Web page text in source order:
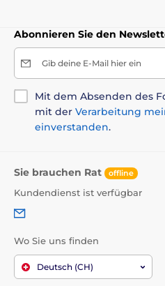
Abonnieren Sie den
Gib deine E-Mail hier ein
Mit dem Absenden des
mit der Verarbeitung
einverstanden.
Sie brauchen Rat offline
Kundendienst ist verfügbar
Wo Sie uns finden
Deutsch (CH)